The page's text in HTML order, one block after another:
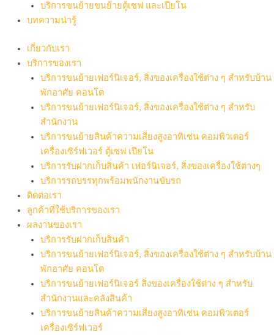
บริการขนย้ายขนย้ายตู้เซฟ และเปียโน
บทความน่ารู้
เกี่ยวกับเรา
บริการของเรา
บริการขนย้ายเฟอร์นิเจอร์, สิ่งของเครื่องใช้ต่าง ๆ สำหรับบ้าน
พักอาศัย คอนโด
บริการขนย้ายเฟอร์นิเจอร์, สิ่งของเครื่องใช้ต่าง ๆ สำหรับ
สำนักงาน
บริการขนย้ายสินค้าความเสี่ยงสูงอาทิเช่น คอมพิวเตอร์
เครื่องเซิร์ฟเวอร์ ตู้เซฟ เปียโน
บริการรับฝากเก็บสินค้า เฟอร์นิเจอร์, สิ่งของเครื่องใช้ต่างๆ
บริการรถบรรทุกพร้อมพนักงานขับรถ
ติดต่อเรา
ลูกค้าที่ใช้บริการของเรา
ผลงานของเรา
บริการรับฝากเก็บสินค้า
บริการขนย้ายเฟอร์นิเจอร์, สิ่งของเครื่องใช้ต่าง ๆ สำหรับบ้าน
พักอาศัย คอนโด
บริการขนย้ายเฟอร์นิเจอร์ สิ่งของเครื่องใช้ต่าง ๆ สำหรับ
สำนักงานและคลังสินค้า
บริการขนย้ายสินค้าความเสี่ยงสูงอาทิเช่น คอมพิวเตอร์
เครื่องเซิร์ฟเวอร์